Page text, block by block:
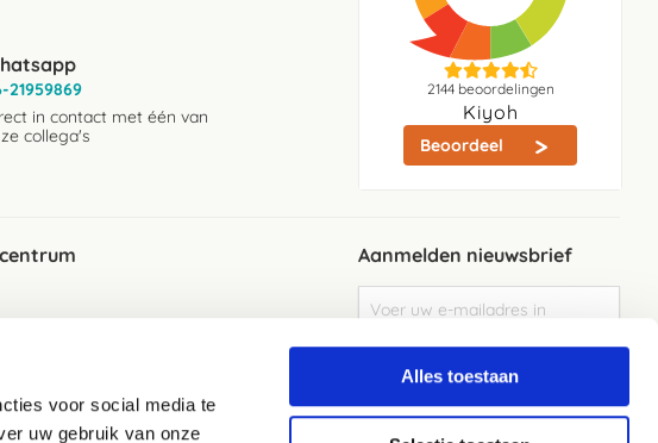
voor social media te
uw gebruik van onze
Alles toestaan
21959869
in contact met één van
collega's
2144beoordelingen
Kiyoh
Beoordeel
Aanmelden nieuwsbrief
u
op
Elke week de beste acties en het laaste